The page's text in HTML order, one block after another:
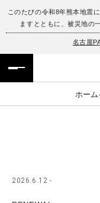
このたびの令和8年熊本地震
ますとともに、被災地の
名古屋
ホーム
フロアガイド
イベント・ポッ
TAX FREE
ENGLISH
日本語
2026.6.12 -